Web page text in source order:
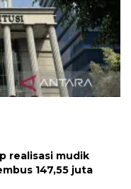
perihal isbat
realisasi mudik
147,55 juta